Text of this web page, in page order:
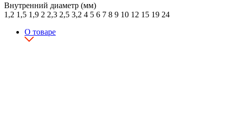
Внутренний диаметр (мм)
1,2 1,5 1,9 2 2,3 2,5 3,2 4 5 6 7 8 9 10 12 15 19 24
О товаре